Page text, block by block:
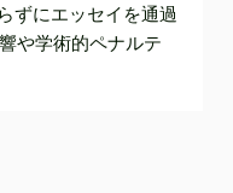
ずにエッセイを通過
や学術的ペナルテ